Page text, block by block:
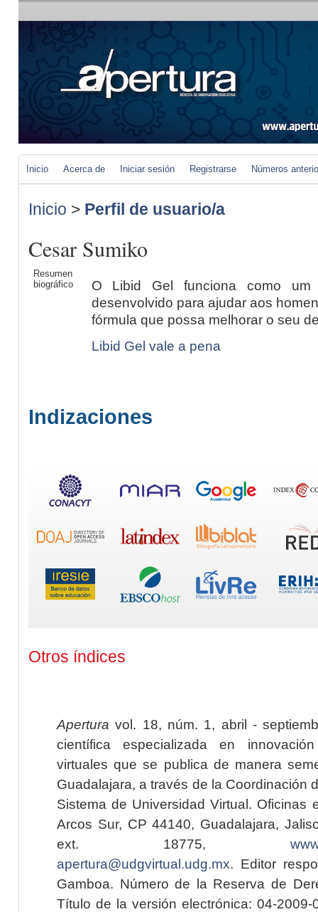
Inicio Acerca de Iniciar sesión Registrarse Números
Inicio > Perfil de usuario/a
Cesar Sumiko
Resumen
biográfico
O Libid Gel funciona como um
desenvolvido para ajudar aos
fórmula que possa melhorar o seu
Libid Gel vale a pena
Indizaciones
Otros índices
Apertura vol. 18, núm. 1, abril -
científica especializada en
virtuales que se publica de manera
Guadalajara, a través de la Coordinación
Sistema de Universidad Virtual. Oficinas
Arcos Sur, CP 44140, Guadalajara,
ext. 18775,
apertura@udgvirtual.udg.mx. Editor
Gamboa. Número de la Reserva de
Título de la versión electrónica: 04-2009-